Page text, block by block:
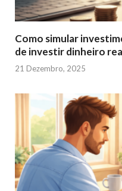
Como simular
de investir dinheiro
21 Dezembro, 2025